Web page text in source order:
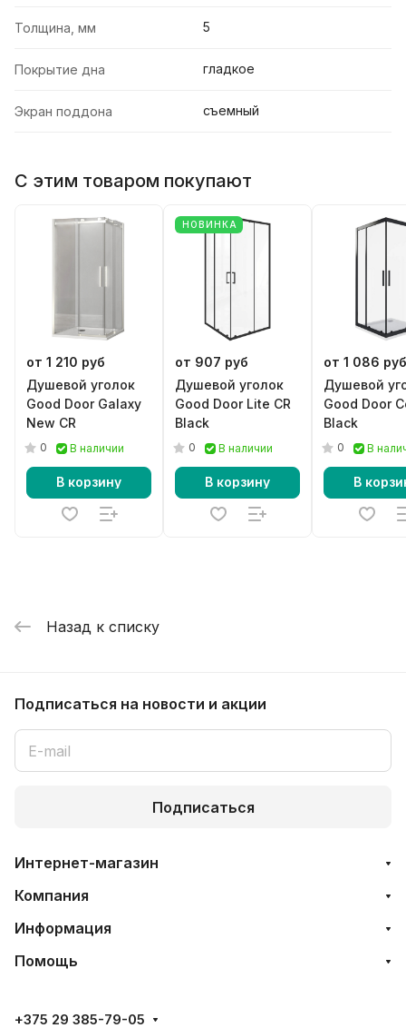
Толщина, мм 5
Покрытие дна гладкое
Экран поддона съемный
С этим товаром покупают
от 1 210 руб
Душевой уголок
Good Door Galaxy
New CR
0 В наличии
В корзину
НОВИНКА
от 907 руб
Душевой уголок
Good Door Lite CR
Black
0 В наличии
В корзину
от 1 086 руб
Душевой
Good Door
Black
0 В
В
Назад к списку
Подписаться на новости и акции
Подписаться
Интернет-магазин
Компания
Информация
Помощь
+375 29 385-79-05